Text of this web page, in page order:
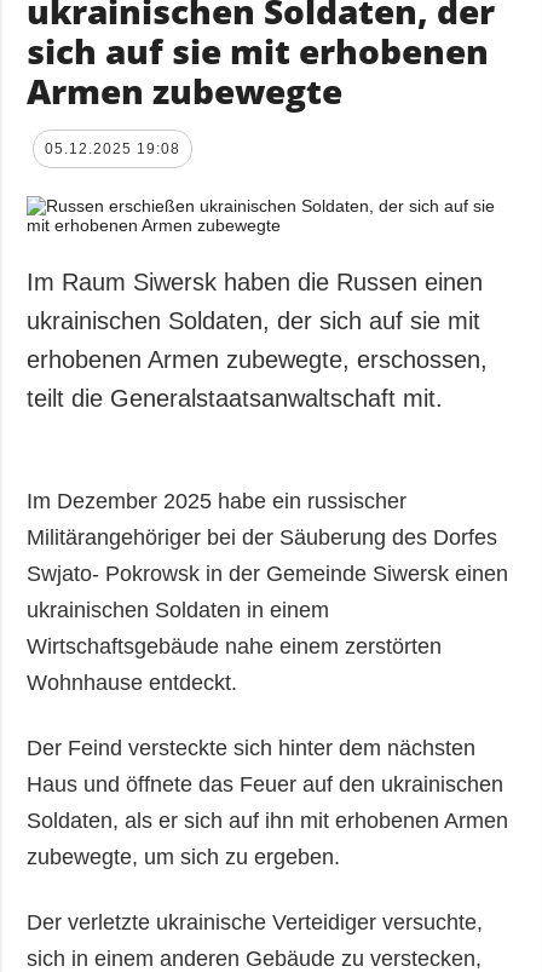
ukrainischen Soldaten, der
sich auf sie mit erhobenen
Armen zubewegte
05.12.2025 19:08
Im Raum Siwersk haben die Russen einen
ukrainischen Soldaten, der sich auf sie mit
erhobenen Armen zubewegte, erschossen,
teilt die Generalstaatsanwaltschaft mit.
Im Dezember 2025 habe ein russischer
Militärangehöriger bei der Säuberung des Dorfes
Swjato- Pokrowsk in der Gemeinde Siwersk einen
ukrainischen Soldaten in einem
Wirtschaftsgebäude nahe einem zerstörten
Wohnhause entdeckt.
Der Feind versteckte sich hinter dem nächsten
Haus und öffnete das Feuer auf den ukrainischen
Soldaten, als er sich auf ihn mit erhobenen Armen
zubewegte, um sich zu ergeben.
Der verletzte ukrainische Verteidiger versuchte,
sich in einem anderen Gebäude zu verstecken,